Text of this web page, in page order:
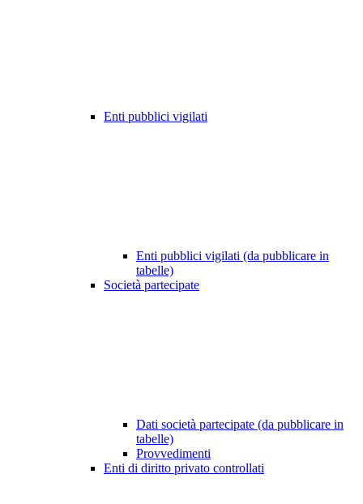
Enti pubblici vigilati
Enti pubblici vigilati (da pubblicare in
tabelle)
Società partecipate
Dati società partecipate (da pubblicare in
tabelle)
Provvedimenti
Enti di diritto privato controllati